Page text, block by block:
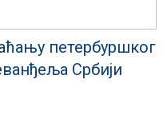
петербуршког
Србији